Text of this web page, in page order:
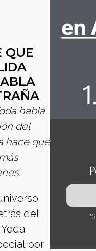
QUE
habla
del
hace que
del
por